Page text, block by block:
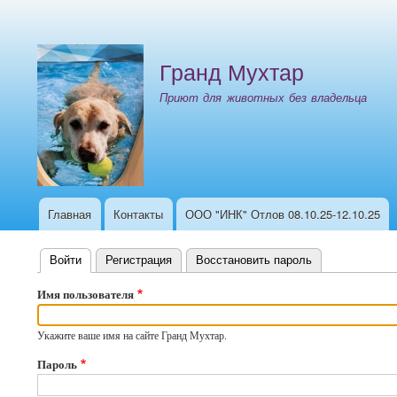
учётной
записи
пользователя
Гранд Мухтар
Приют для животных без владельца
Основная
Главная Контакты ООО "ИНК" Отлов 08.10.25-12.10.25
Главные
вкладки
Войти (активная вкладка)
Регистрация Восстановить пароль
Имя пользователя
Укажите ваше имя на сайте Гранд Мухтар.
Пароль